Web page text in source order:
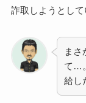
詐取しようとして
まさ
て…
給し